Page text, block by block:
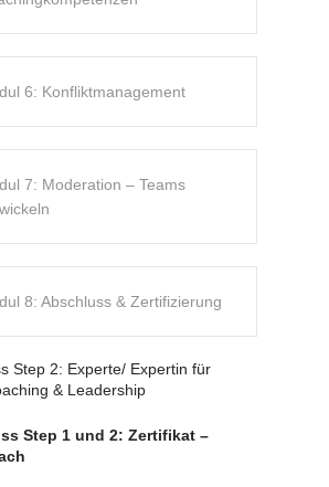
6: Konfliktmanagement
7: Moderation – Teams
8: Abschluss & Zertifizierung
Step 2: Experte/ Expertin für
& Leadership
Step 1 und 2: Zertifikat –